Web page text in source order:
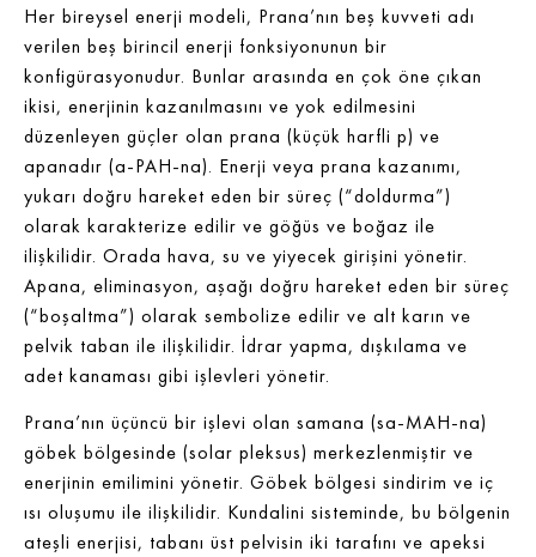
Her bireysel enerji modeli, Prana’nın beş kuvveti adı
verilen beş birincil enerji fonksiyonunun bir
konfigürasyonudur. Bunlar arasında en çok öne çıkan
ikisi, enerjinin kazanılmasını ve yok edilmesini
düzenleyen güçler olan prana (küçük harfli p) ve
apanadır (a-PAH-na). Enerji veya prana kazanımı,
yukarı doğru hareket eden bir süreç (“doldurma”)
olarak karakterize edilir ve göğüs ve boğaz ile
ilişkilidir. Orada hava, su ve yiyecek girişini yönetir.
Apana, eliminasyon, aşağı doğru hareket eden bir süreç
(“boşaltma”) olarak sembolize edilir ve alt karın ve
pelvik taban ile ilişkilidir. İdrar yapma, dışkılama ve
adet kanaması gibi işlevleri yönetir.
Prana’nın üçüncü bir işlevi olan samana (sa-MAH-na)
göbek bölgesinde (solar pleksus) merkezlenmiştir ve
enerjinin emilimini yönetir. Göbek bölgesi sindirim ve iç
ısı oluşumu ile ilişkilidir. Kundalini sisteminde, bu bölgenin
ateşli enerjisi, tabanı üst pelvisin iki tarafını ve apeksi